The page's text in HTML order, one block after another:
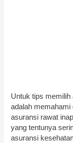
Untuk tips
adalah memahami
asuransi rawat
yang tentunya
asuransi